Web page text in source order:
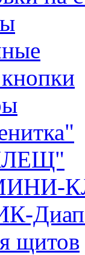
щитов